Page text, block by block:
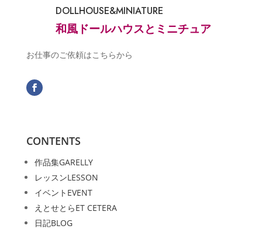
DOLLHOUSE&MINIATURE
和風ドールハウスとミニチュア
お仕事のご依頼はこちらから
CONTENTS
作品集GARELLY
レッスンLESSON
イベント EVENT
えとせとらET CETERA
日記BLOG